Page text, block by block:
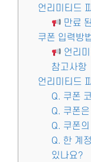
언리미티드
만료
쿠폰 입력방
언리
참고사항
언리미티드
Q. 쿠폰
Q. 쿠폰
Q. 쿠폰
Q. 한 계
있나요?